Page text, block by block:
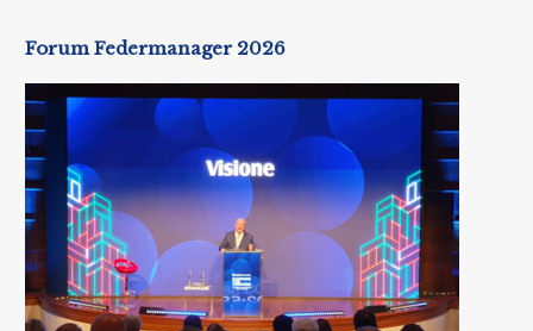
Forum Federmanager 2026